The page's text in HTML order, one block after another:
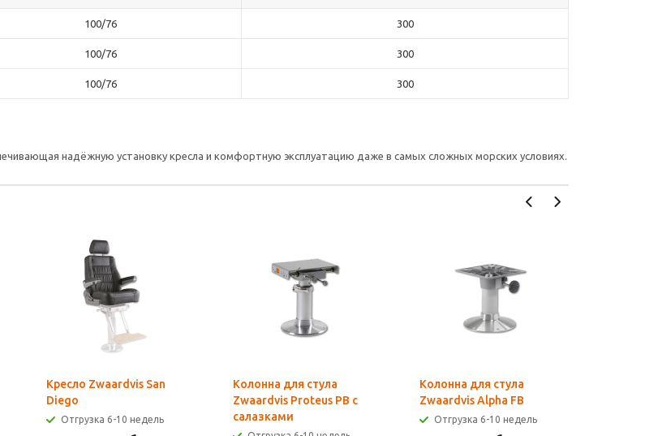
100/76 300
100/76 300
100/76 300
надёжную установку кресла и комфортную эксплуатацию даже в самых сложных морских условиях.
Кресло Zwaardvis San
Diego
Отгрузка 6-10 недель
Колонна для стула
Zwaardvis Proteus PB с
салазками
Колонна для стула
Zwaardvis Alpha FB
Отгрузка 6-10 недель